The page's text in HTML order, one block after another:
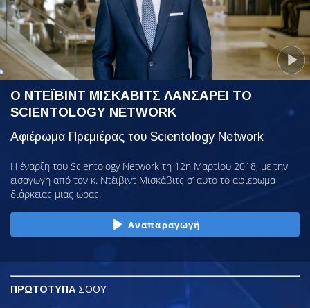
Ο ΝΤΕΪΒΙΝΤ ΜΙΣΚΑΒΙΤΣ ΛΑΝΣΑΡΕΙ ΤΟ
SCIENTOLOGY NETWORK
Αφιέρωμα Πρεμιέρας του Scientology Network
Η έναρξη του Scientology Network τη 12η Μαρτίου 2018, με την
εισαγωγή από τον κ. Ντέιβιντ Μισκάβιτς σ’ αυτό το αφιέρωμα
διάρκειας μιας ώρας.
Αναπαραγωγή
ΠΡΩΤΟΤΥΠΑ ΣΟΟΥ